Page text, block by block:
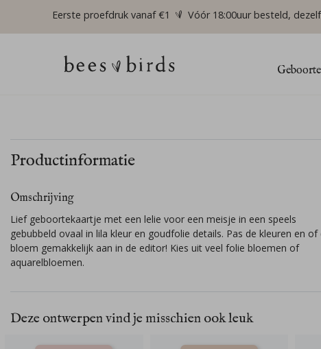
Eerste proefdruk vanaf €1 Vóór 18:00uur besteld,
Productinformatie
Omschrijving
Lief geboortekaartje met een lelie voor een meisje in een speels
gebubbeld ovaal in lila kleur en goudfolie details. Pas de kleuren en of
bloem gemakkelijk aan in de editor! Kies uit veel folie bloemen of
aquarelbloemen.
Deze ontwerpen vind je misschien ook leuk